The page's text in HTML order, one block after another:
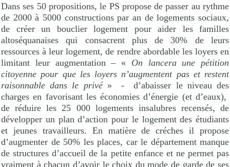
Dans ses 50 propositions, le PS propose de passer au rythme
de 2000 à 5000 constructions par an de logements sociaux,
de créer un bouclier logement pour aider les familles
altoséquanaises qui consacrent plus de 30% de leurs
ressources à leur logement, de rendre abordable les loyers en
limitant leur augmentation – « On lancera une pétition
citoyenne pour que les loyers n’augmentent pas et restent
raisonnable dans le privé» -
d’abaisser le niveau des
charges en favorisant les économies d’énergie (et d’eaux),
de réduire les 25 000 logements insalubres recensés, de
développer un plan d’action pour le logement des étudiants
et jeunes travailleurs. En matière de créches il propose
d’augmenter de 50% les places, car le département manque
de structures d’accueil de la petite enfance et ne permet pas
vraiment à chacun d’avoir le choix du mode de garde de ses